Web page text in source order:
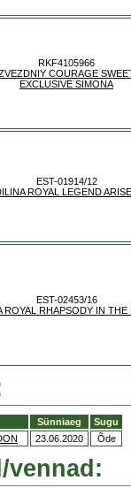
RKF4105966
COURAGE
EXCLUSIVE SIMONA
EST-01914/12
ROYAL LEGEND
EST-02453/16
ROYAL RHAPSODY IN THE
Sünniaeg
Sugu
23.06.2020 Õde
vennad: